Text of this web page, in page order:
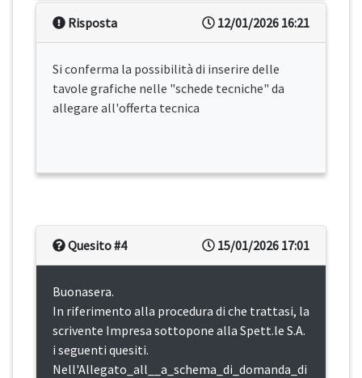
12/01/2026 16:21
Risposta
Si conferma la possibilità di inserire delle
tavole grafiche nelle "schede tecniche" da
allegare all'offerta tecnica
15/01/2026 17:01
Quesito #4
Buonasera.
In riferimento alla procedura di che trattasi, la
scrivente Impresa sottopone alla Spett.le S.A.
i seguenti quesiti.
Nell'Allegato_all__a_schema_di_domanda_di